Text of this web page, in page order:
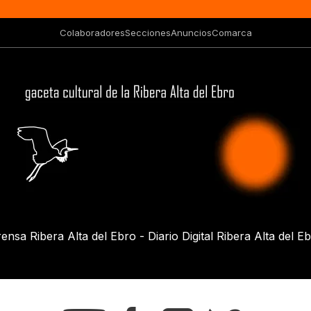
ColaboradoresSeccionesAnunciosComarca
Ribera Alta del Ebro - Diario Digital Ribera Alta del